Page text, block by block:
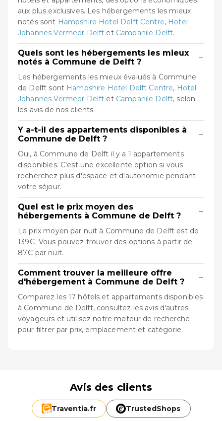
aux plus exclusives. Les hébergements les mieux
notés sont Hampshire Hotel Delft Centre, Hotel
Johannes Vermeer Delft et Campanile Delft.
Quels sont les hébergements les mieux
notés à Commune de Delft ?
−
Les hébergements les mieux évalués à Commune
de Delft sont Hampshire Hotel Delft Centre, Hotel
Johannes Vermeer Delft et Campanile Delft, selon
les avis de nos clients.
Y a-t-il des appartements disponibles à
Commune de Delft ?
−
Oui, à Commune de Delft il y a 1 appartements
disponibles. C'est une excellente option si vous
recherchez plus d'espace et d'autonomie pendant
votre séjour.
Quel est le prix moyen des
hébergements à Commune de Delft ?
−
Le prix moyen par nuit à Commune de Delft est de
139€. Vous pouvez trouver des options à partir de
87€ par nuit.
Comment trouver la meilleure offre
d'hébergement à Commune de Delft ?
−
Comparez les 17 hôtels et appartements disponibles
à Commune de Delft, consultez les avis d'autres
voyageurs et utilisez notre moteur de recherche
pour filtrer par prix, emplacement et catégorie.
Avis des clients
Traventia.fr TrustedShops